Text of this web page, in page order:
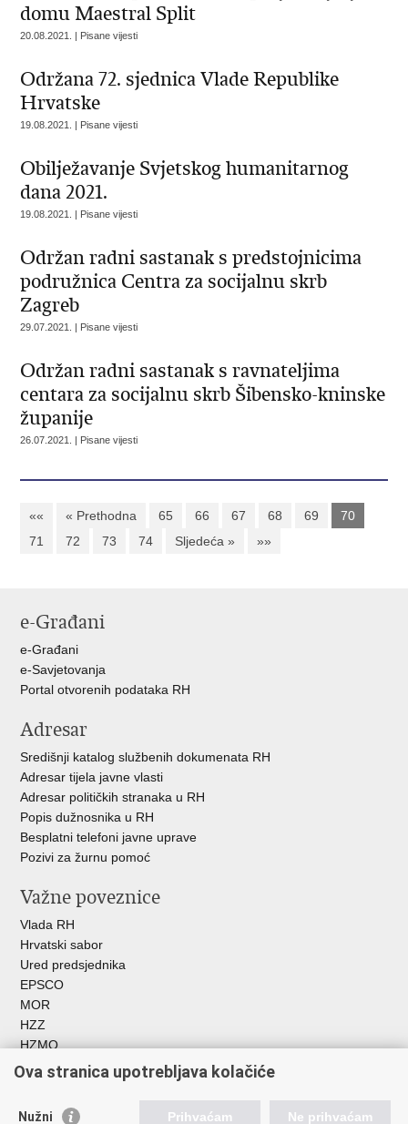
domu Maestral Split
20.08.2021. | Pisane vijesti
Održana 72. sjednica Vlade Republike
Hrvatske
19.08.2021. | Pisane vijesti
Obilježavanje Svjetskog humanitarnog
dana 2021.
19.08.2021. | Pisane vijesti
Održan radni sastanak s predstojnicima
podružnica Centra za socijalnu skrb
Zagreb
29.07.2021. | Pisane vijesti
Održan radni sastanak s ravnateljima
centara za socijalnu skrb Šibensko-kninske
županije
26.07.2021. | Pisane vijesti
«« « Prethodna 65 66 67 68 69
70
71
72 73 74 Sljedeća » »»
e-Građani
e-Građani
e-Savjetovanja
Portal otvorenih podataka RH
Adresar
Središnji katalog službenih dokumenata RH
Adresar tijela javne vlasti
Adresar političkih stranaka u RH
Popis dužnosnika u RH
Besplatni telefoni javne uprave
Pozivi za žurnu pomoć
Važne poveznice
Vlada RH
Hrvatski sabor
Ured predsjednika
EPSCO
MOR
HZZ
HZMO
REGOS
Hrvatski zavod za socijalni rad
Akademija socijalne skrbi - ASOSK
Ova stranica upotrebljava kolačiće
Nužni Prihvaćam Ne prihvaćam